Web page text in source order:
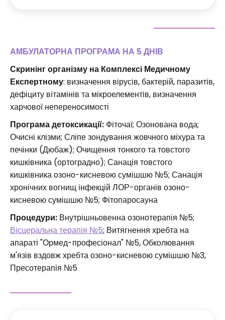
АМБУЛАТОРНА ПРОГРАМА НА 5 ДНІВ
Скринінг організму на Комплексі Медичному
Експертному: визначення вірусів, бактерій, паразитів,
дефіциту вітамінів та мікроелементів, визначення
харчової непереносимості
Програма детоксикації: Фіточаї; Озонована вода;
Очисні клізми; Сліпе зондування жовчного міхура та
печінки (Дюбаж); Очищення тонкого та товстого
кишківника (ортоградно); Санація товстого
кишківника озоно-кисневою сумішшю №5; Санація
хронічних вогнищ інфекцій ЛОР-органів озоно-
кисневою сумішшю №5; Фітопаросауна
Процедури: Внутрішньовенна озонотерапія №5;
Вісцеральна терапія №5; Витягнення хребта на
апараті "Ормед-професіонал" №5, Обколювання
м'язів вздовж хребта озоно-кисневою сумішшю №3,
Пресотерапія №5